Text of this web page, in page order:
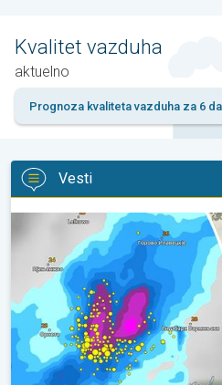
Kvalitet vazduha
aktuelno
Prognoza kvaliteta vazduha za 6
Vesti
Krupna zrna grada u Poljskoj.